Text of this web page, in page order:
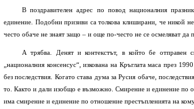
В поздравителен адрес по повод националния
единение. Подобни призиви са толкова клиширани, че никой
често обаче не знаят защо – и още по-често не се осмеляват да
А трябва. Денят и контекстът, в който бе отправен
„националния консенсус“, изкована на Кръглата маса през
без последствия. Когато става дума за Русия обаче,
то. Както и дали изобщо е възможно. Смирение и единение по
има смирение и единение по отношение престъпленията на